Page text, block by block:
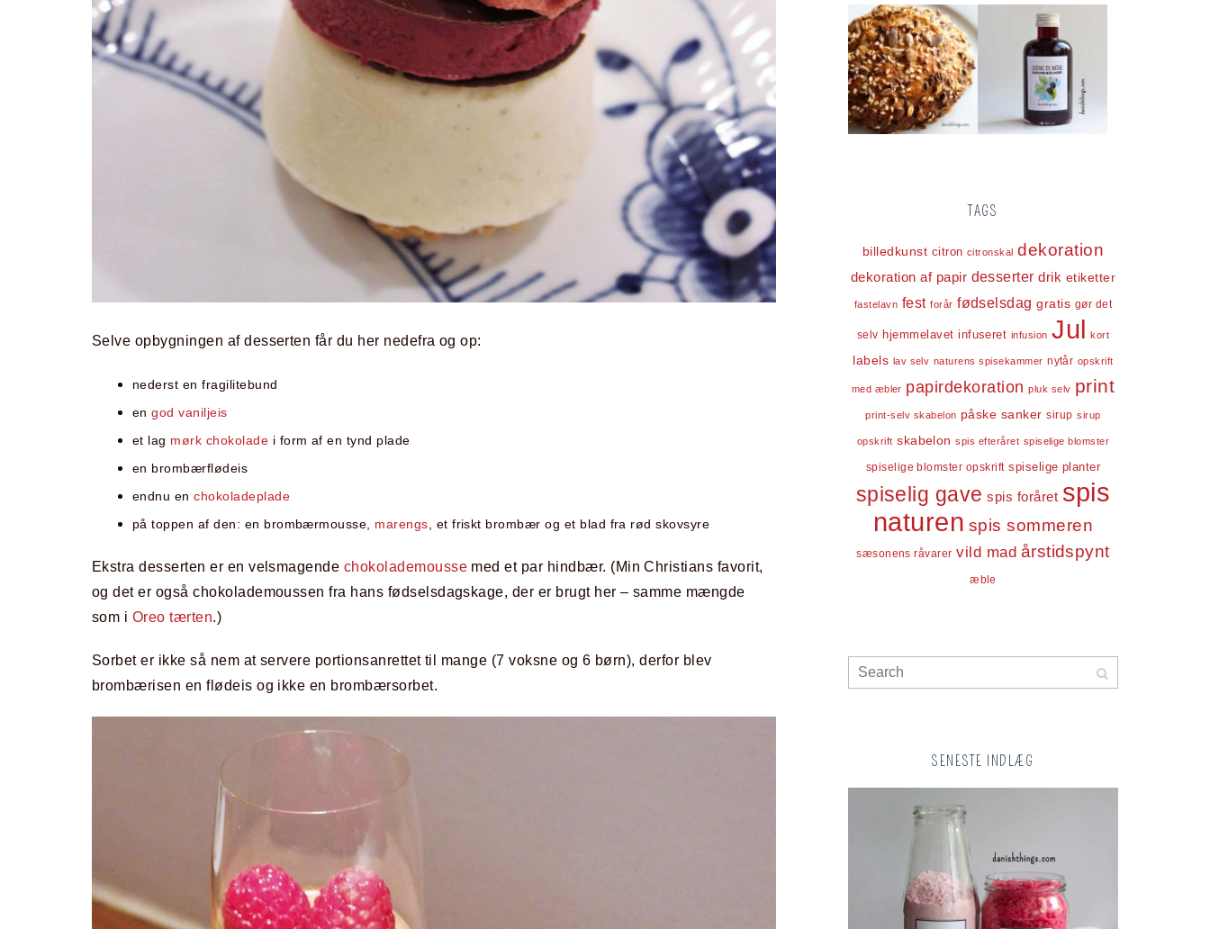
Selve opbygningen af desserten får du her nedefra og op:
nederst en fragilitebund
engod vaniljeis
et lag mørk chokolade i form af en tynd plade
en brombærflødeis
endnu enchokoladeplade
på toppen af den: en brombærmousse, marengs , et friskt brombær og et blad fra rød skovsyre
Ekstra desserten er en velsmagende chokolademousse med et par hindbær. (Min Christians favorit,
og det er også chokolademoussen fra hans fødselsdagskage, der er brugt her – samme mængde
som i Oreo tærten.)
Sorbet er ikke så nem at servere portionsanrettet til mange (7 voksne og 6 børn), derfor blev
brombærisen en flødeis og ikke en brombærsorbet.
TAGS
billedkunst citron citronskal dekoration
dekoration af papir desserter drik etiketter
fastelavn fest forår fødselsdag gratis gør det
selv hjemmelavet infuseret infusion Jul kort
labels lav selv naturens spisekammer nytår opskrift
med æbler papirdekoration pluk selv print
print-selv skabelon påske sanker sirup sirup
opskrift skabelon spis efteråret spiselige blomster
spiselige blomster opskrift spiselige planter
spiselig gave spis foråret spis
naturen spis sommeren
sæsonens råvarer vild mad årstidspynt
æble
SENESTE INDLÆG